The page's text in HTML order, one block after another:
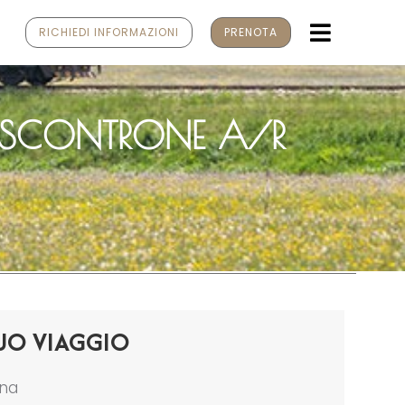
RICHIEDI INFORMAZIONI PRENOTA
A/R
VIAGGIO